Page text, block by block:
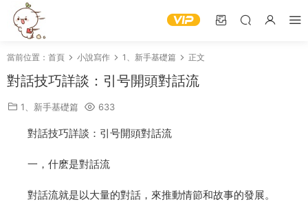
當前位置： 首頁 小說寫作 1、新手基礎篇 正文
對話技巧詳談：引号開頭對話流
1、新手基礎篇 633
對話技巧詳談：引号開頭對話流
一，什麽是對話流
對話流就是以大量的對話，來推動情節和故事的發展。